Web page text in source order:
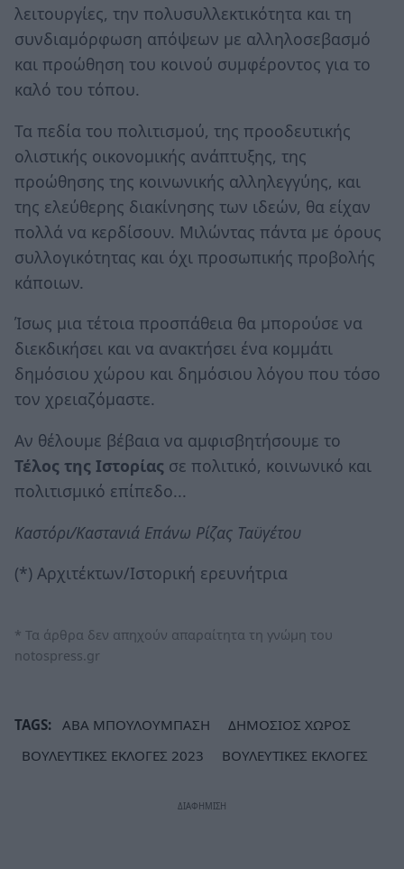
λειτουργίες, την πολυσυλλεκτικότητα και τη
συνδιαμόρφωση απόψεων με αλληλοσεβασμό
και προώθηση του κοινού συμφέροντος για το
καλό του τόπου.
Τα πεδία του πολιτισμού, της προοδευτικής
ολιστικής οικονομικής ανάπτυξης, της
προώθησης της κοινωνικής αλληλεγγύης, και
της ελεύθερης διακίνησης των ιδεών, θα είχαν
πολλά να κερδίσουν. Μιλώντας πάντα με όρους
συλλογικότητας και όχι προσωπικής προβολής
κάποιων.
Ίσως μια τέτοια προσπάθεια θα μπορούσε να
διεκδικήσει και να ανακτήσει ένα κομμάτι
δημόσιου χώρου και δημόσιου λόγου που τόσο
τον χρειαζόμαστε.
Αν θέλουμε βέβαια να αμφισβητήσουμε το
Τέλος της Ιστορίας σε πολιτικό, κοινωνικό και
πολιτισμικό επίπεδο...
Καστόρι/Καστανιά Επάνω Ρίζας Ταϋγέτου
(*) Αρχιτέκτων/Ιστορική ερευνήτρια
* Τα άρθρα δεν απηχούν απαραίτητα τη γνώμη του
notospress.gr
TAGS: ΑΒΑ ΜΠΟΥΛΟΥΜΠΑΣΗ
ΔΗΜΟΣΙΟΣ ΧΩΡΟΣ
ΒΟΥΛΕΥΤΙΚΕΣ ΕΚΛΟΓΕΣ 2023
ΒΟΥΛΕΥΤΙΚΕΣ ΕΚΛΟΓΕΣ